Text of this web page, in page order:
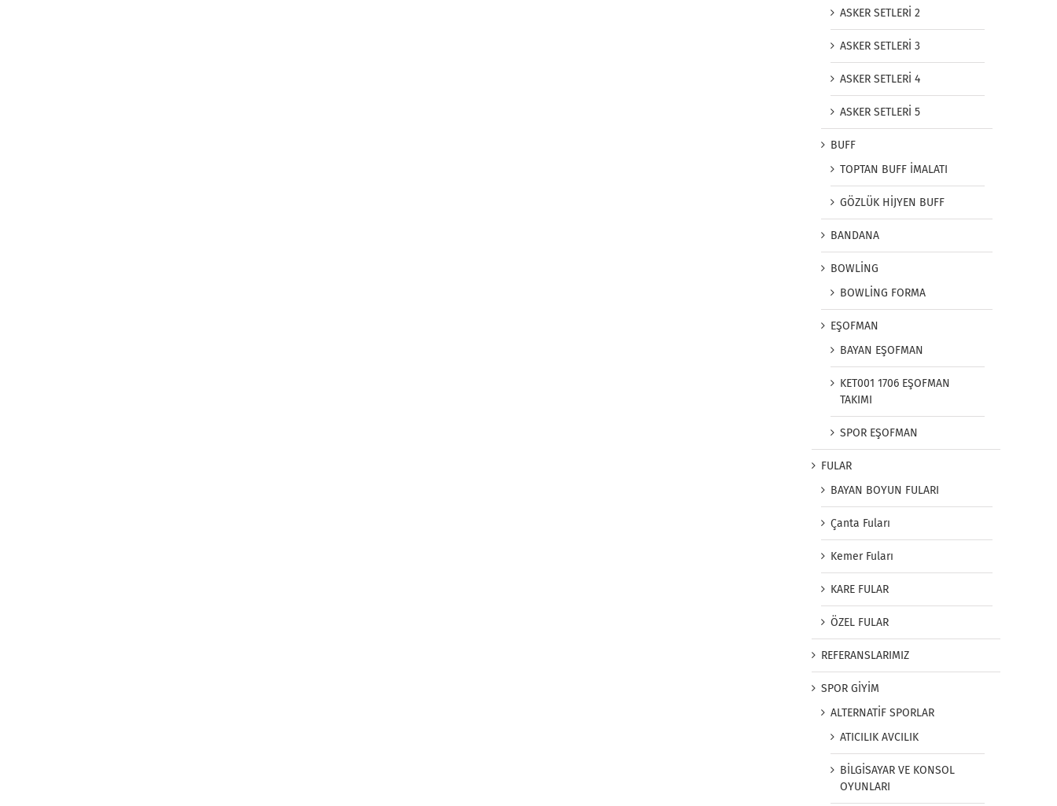
ASKER SETLERİ 2
ASKER SETLERİ 3
ASKER SETLERİ 4
ASKER SETLERİ 5
BUFF
TOPTAN BUFF İMALATI
GÖZLÜK HİJYEN BUFF
BANDANA
BOWLİNG
BOWLİNG FORMA
EŞOFMAN
BAYAN EŞOFMAN
KET001 1706 EŞOFMAN
TAKIMI
SPOR EŞOFMAN
FULAR
BAYAN BOYUN FULARI
Çanta Fuları
Kemer Fuları
KARE FULAR
ÖZEL FULAR
REFERANSLARIMIZ
SPOR GİYİM
ALTERNATİF SPORLAR
ATICILIK AVCILIK
BİLGİSAYAR VE KONSOL
OYUNLARI